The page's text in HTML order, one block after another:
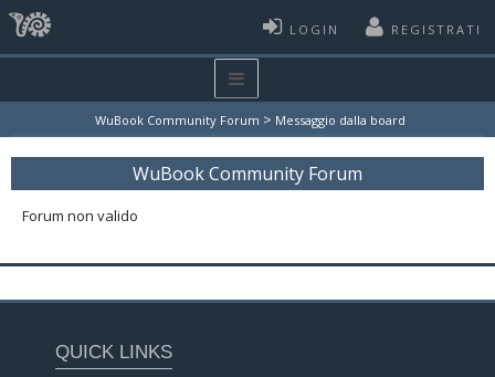
LOGIN REGISTRATI
WuBook Community Forum > Messaggio dalla board
WuBook Community Forum
Forum non valido
QUICK LINKS